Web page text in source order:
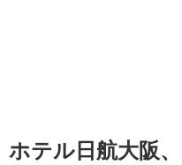
ホテル日航大阪